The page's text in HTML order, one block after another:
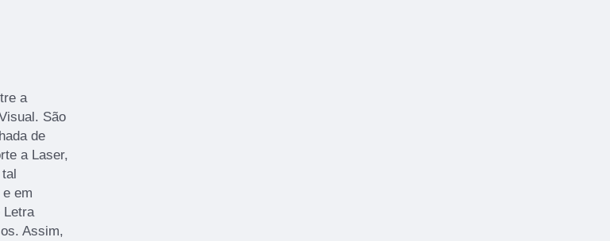
a
São
de
a Laser,
em
Letra
Assim,